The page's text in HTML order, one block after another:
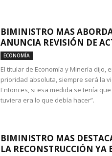
BIMINISTRO MAS
ANUNCIA REVISIÓN DE
ECONOMÍA
El titular de Economía y Minería dijo,
prioridad absoluta, siempre será la
Entonces, si esa medida se tenía
tuviera era lo que debía hacer”.
BIMINISTRO MAS
LA RECONSTRUCCIÓN YA